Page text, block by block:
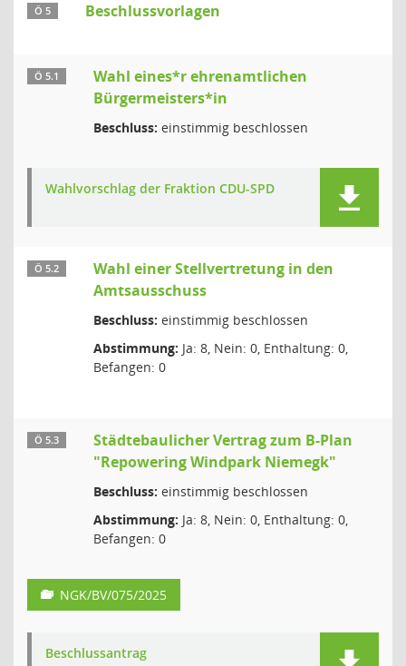
Ö 5 Beschlussvorlagen
Ö 5.1
Wahl eines*r ehrenamtlichen
Bürgermeisters*in
Beschluss: einstimmig beschlossen
Wahlvorschlag der Fraktion CDU-SPD
Ö 5.2
Wahl einer Stellvertretung in den
Amtsausschuss
Beschluss: einstimmig beschlossen
Abstimmung: Ja: 8, Nein: 0, Enthaltung: 0,
Befangen: 0
Ö 5.3
Städtebaulicher Vertrag zum B-Plan
"Repowering Windpark Niemegk"
Beschluss: einstimmig beschlossen
Abstimmung: Ja: 8, Nein: 0, Enthaltung: 0,
Befangen: 0
NGK/BV/075/2025
Beschlussantrag